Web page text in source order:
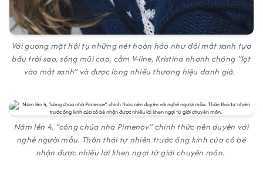
Với gương mặt hội tụ những nét hoàn hảo như đôi mắt xanh tựa
bầu trời sao, sống mũi cao, cằm V-line, Kristina nhanh chóng “lọt
vào mắt xanh” và được lòng nhiều thương hiệu danh giá.
Năm lên 4, “công chúa nhà Pimenov” chính thức nên duyên với
nghề người mẫu. Thần thái tự nhiên trước ống kính của cô bé
nhận được nhiều lời khen ngợi từ giới chuyên môn.